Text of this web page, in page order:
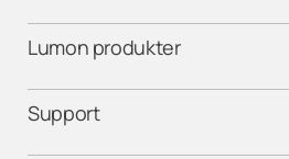
Lumon produkter
Support